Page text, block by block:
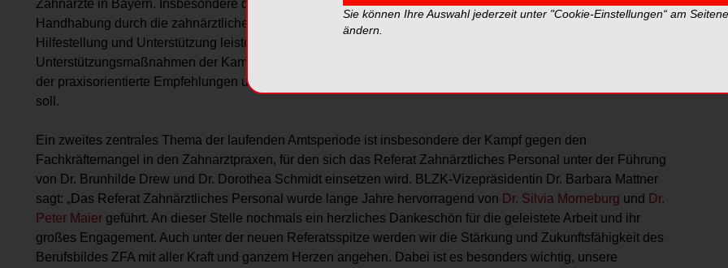
Zahnärzte in Bayern. Insbesondere die galoppierende Inflation erzwinge eine neu ausgerichtete GOZ-
Handhabung durch die zahnärztlichen Kolleginnen und Kollegen. Hierbei wolle die BLZK wesentliche
Hilfestellung und Unterstützung leisten, so der BLZK-Präsident. Ein wichtiger Baustein der
Unterstützungsmaßnahmen der Kammer soll durch einen neu einberufenen GOZ-Senat gewährleistet werden,
der praxisorientierte Empfehlungen und Strategien für die bayerischen Zahnärztinnen und Zahnärzte erarbeiten
soll.
Ein zweites zentrales Thema der laufenden Amtsperiode ist insbesondere der Kampf gegen den
Fachkräftemangel in den Zahnarztpraxen, für den sich das Referat Zahnärztliches Personal unter der Führung
von Dr. Brunhilde Drew und Dr. Dorothea Schmidt einsetzen wird. BLZK-Vizepräsidentin Dr. Barbara Mattner
sagt: „Das Referat Zahnärztliches Personal wurde lange Jahre hervorragend von Dr. Silvia Morneburg und Dr.
Peter Maier geführt. An dieser Stelle nochmals ein herzliches Dankeschön für die geleistete Arbeit und ihr
großes Engagement. Auch unter der neuen Referatsspitze werden wir die Stärkung und Zukunftsfähigkeit des
Berufsbildes ZFA mit aller Kraft und ganzem Herzen angehen. Dabei ist es besonders wichtig, unsere
Sie können Ihre Auswahl jederzeit unter "Cookie-Einstellungen“ am
ändern.